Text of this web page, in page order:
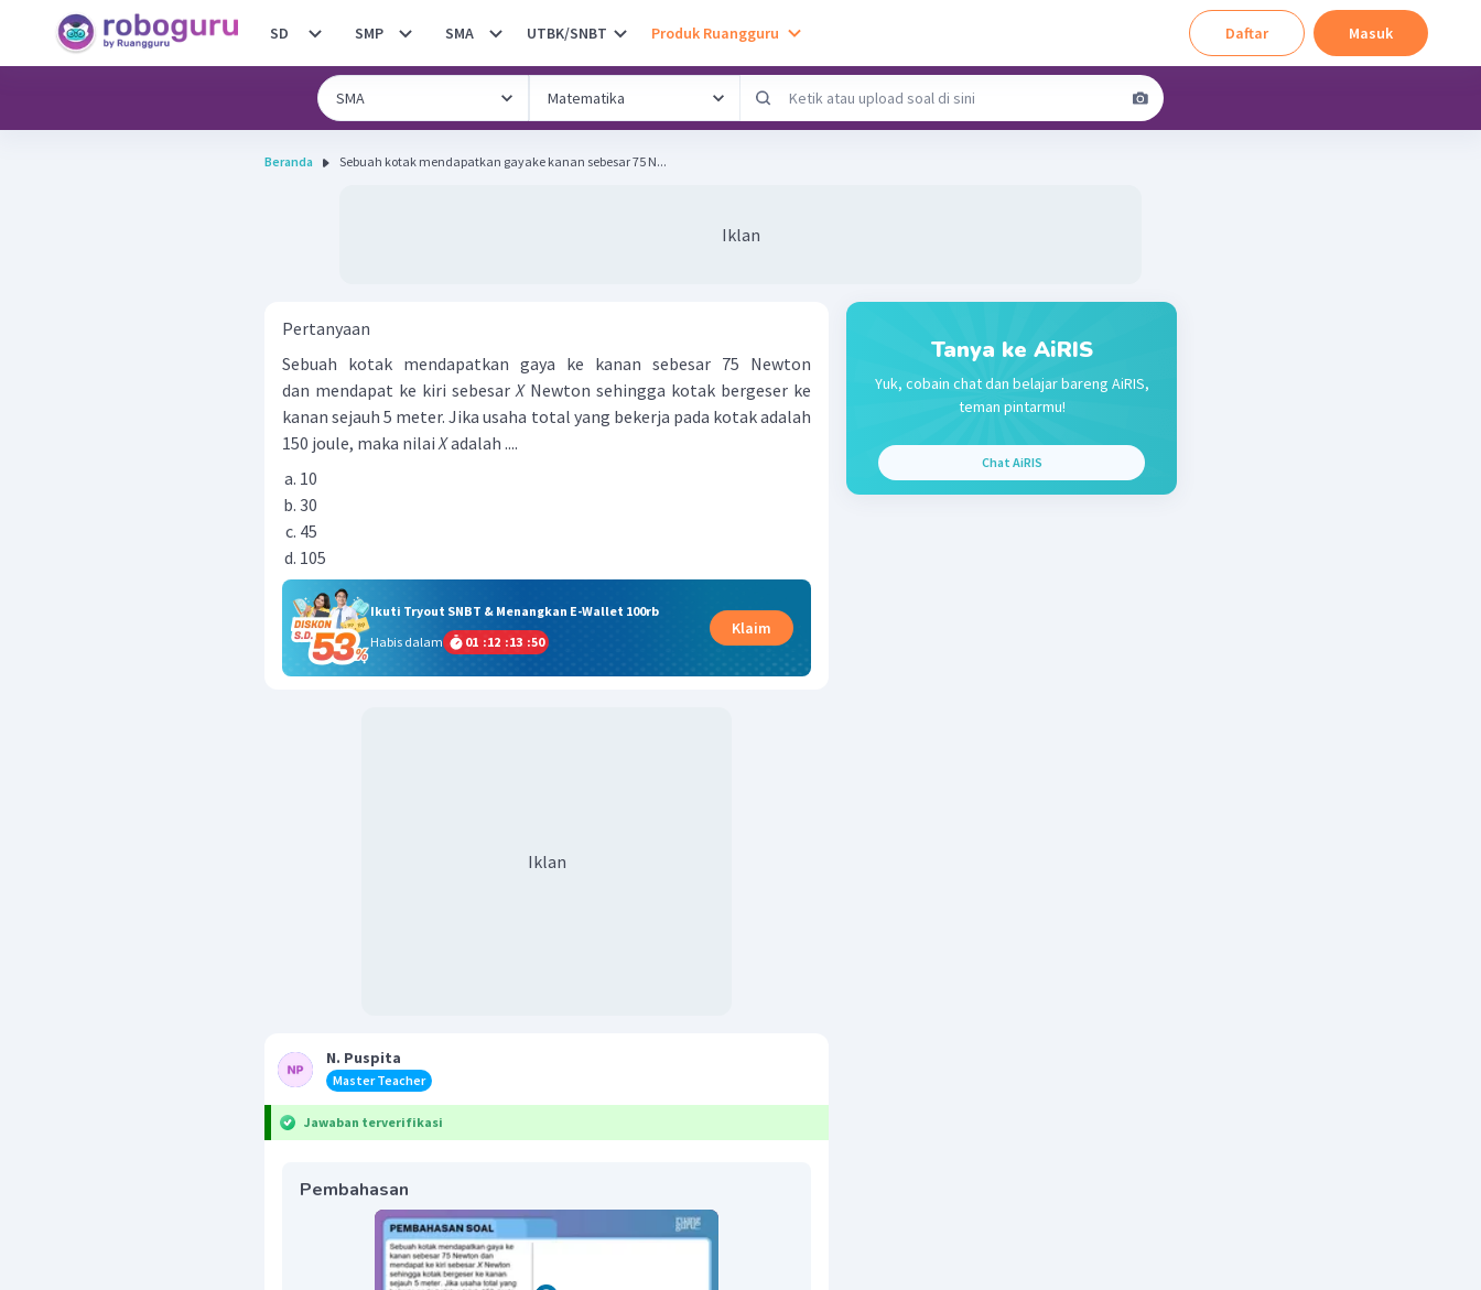
SD SMP SMA UTBK/SNBT Produk Ruangguru Daftar Masuk
Beranda Sebuah kotak mendapatkan gayake kanan sebesar 75 N...
Iklan
Pertanyaan
Sebuah kotak mendapatkan gaya ke kanan sebesar 75 Newton
dan mendapat ke kiri sebesarXNewton sehingga kotak bergeser ke
kanan sejauh 5 meter. Jika usaha total yang bekerja pada kotak adalah
150 joule, maka nilaiXadalah ....
10
30
45
105
Ikuti Tryout SNBT & Menangkan E-Wallet 100rb
Habis dalam
01 :12 :13 :49
Klaim
Iklan
N. Puspita
Master Teacher
Jawaban terverifikasi
Pembahasan
Tanya ke AiRIS
Yuk, cobain chat dan belajar bareng AiRIS,
teman pintarmu!
Chat AiRIS